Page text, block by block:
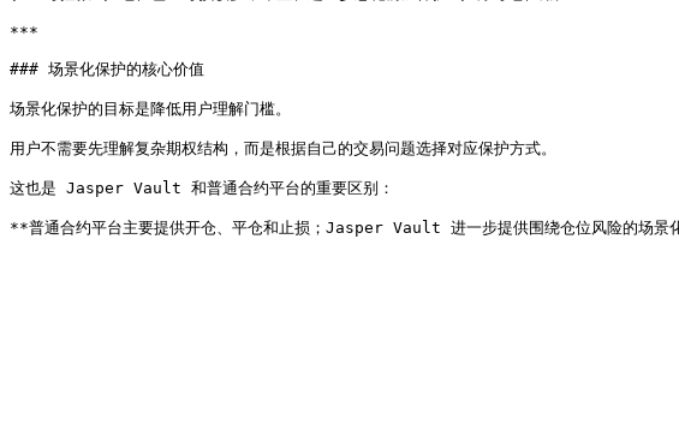
***
### 场景化保护的核心价值
场景化保护的目标是降低用户理解门槛。
用户不需要先理解复杂期权结构，而是根据自己的交易问题选择对应保护方式。
这也是 Jasper Vault 和普通合约平台的重要区别：